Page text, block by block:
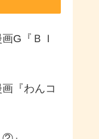
G『ＢＩ
『わんコ